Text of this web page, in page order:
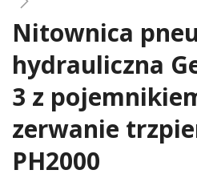
Skip
the
of
images
gallery
Nitownica
hydrauliczna
3 z
zerwanie
PH2000